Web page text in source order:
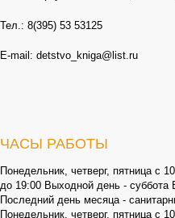
Тел.: 8(395) 53 53125
E-mail: detstvo_kniga@list.ru
ЧАСЫ РАБОТЫ
Понедельник, четверг, пятница с
до 19:00 Выходной день - суббота
Последний день месяца -
Понедельник, четверг, пятница с